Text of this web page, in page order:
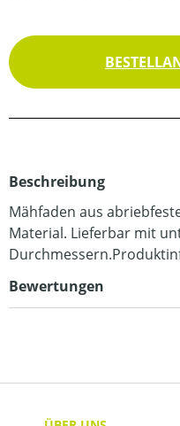
Beschreibung
Mähfaden aus
Material. Lieferbar mit
Bewertungen